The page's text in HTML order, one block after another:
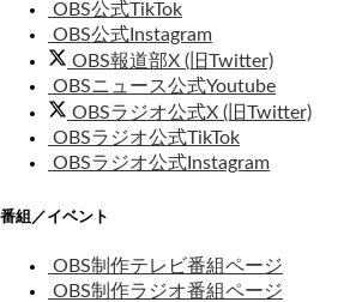
OBS公式TikTok
OBS公式Instagram
OBS報道部X (旧Twitter)
OBSニュース公式Youtube
OBSラジオ公式X (旧Twitter)
OBSラジオ公式TikTok
OBSラジオ公式Instagram
番組／イベント
OBS制作テレビ番組ページ
OBS制作ラジオ番組ページ